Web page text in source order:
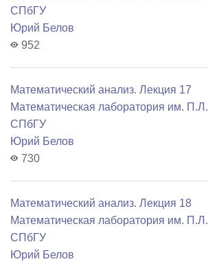
СПбГУ
Юрий Белов
952
Математический анализ. Лекция 17
Математичеcкая лаборатория им.
СПбГУ
Юрий Белов
730
Математический анализ. Лекция 18
Математичеcкая лаборатория им.
СПбГУ
Юрий Белов